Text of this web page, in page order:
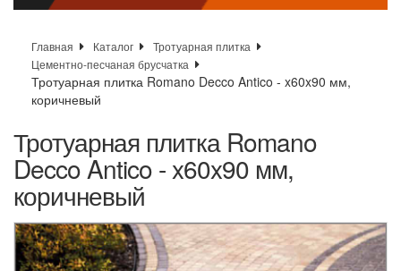
Главная Каталог
Тротуарная плитка
Цементно-песчаная брусчатка
Тротуарная плитка Romano Decco Antico - x60x90 мм,
коричневый
Тротуарная плитка Romano
Decco Antico - x60x90 мм,
коричневый